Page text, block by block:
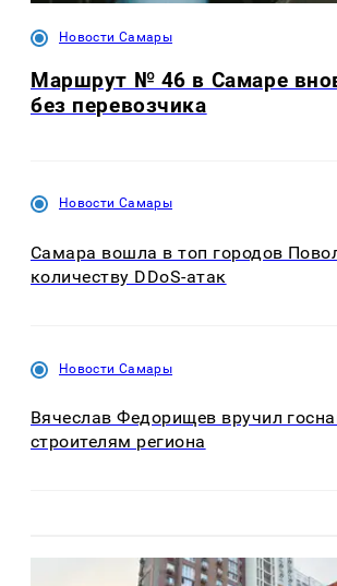
Новости Самары
Маршрут № 46 в Самаре
без перевозчика
Новости Самары
Самара вошла в топ городов
количеству DDoS-атак
Новости Самары
Вячеслав Федорищев вручил
строителям региона